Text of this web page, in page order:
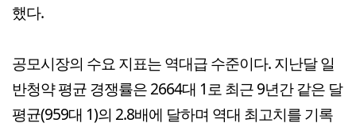
했다.
공모시장의 수요 지표는 역대급 수준이다. 지난달 일
반청약 평균 경쟁률은 2664대 1로 최근 9년간 같은 달
평균(959대 1)의 2.8배에 달하며 역대 최고치를 기록